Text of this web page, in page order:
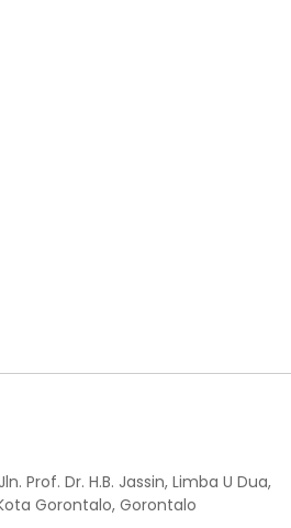
Prof. Dr. H.B. Jassin, Limba U Dua,
Gorontalo, Gorontalo